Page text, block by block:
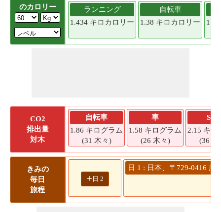
のカロリー
ランニング
1.434 キロカロリー
自転車
1.38 キロカロリー
CO2
排出量
対木
自転車
1.86 キログラム
(31 木々)
車
1.58 キログラム
(26 木々)
SUV
2.15 キロ
(36 木
きみの
毎日
旅程
+ 日 2
日 1 : 日本、〒729-0416